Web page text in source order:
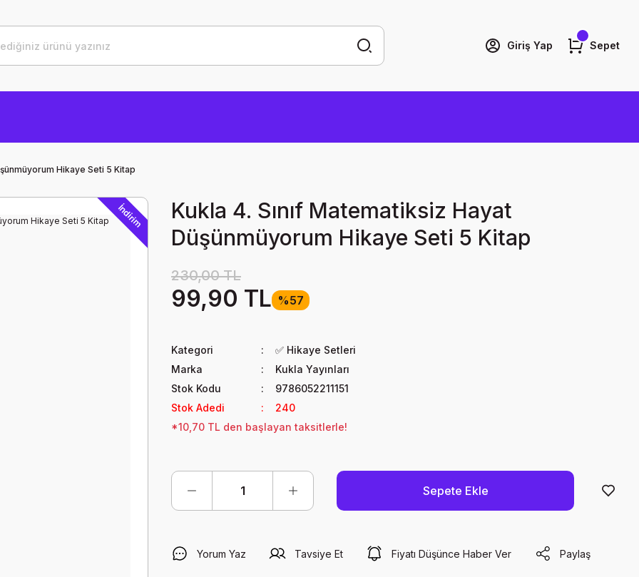
Giriş Yap Sepet
Hikaye Seti 5 Kitap
İndirim
Kukla 4. Sınıf Matematiksiz Hayat
Düşünmüyorum Hikaye Seti 5 Kitap
230,00 TL
99,90 TL %57
Kategori
✅ Hikaye Setleri
Marka
Kukla Yayınları
Stok Kodu
9786052211151
Stok Adedi
240
*10,70 TL den başlayan taksitlerle!
Sepete Ekle
Yorum Yaz Tavsiye Et Fiyatı Düşünce Haber Ver Paylaş